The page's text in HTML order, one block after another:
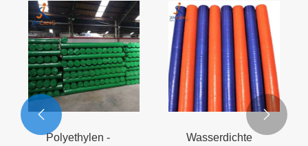
180g blaues
PE -Tarpaulin
Mehr sehen >>
130 g
schwarze PE-
Plane
Mehr sehen >>
 